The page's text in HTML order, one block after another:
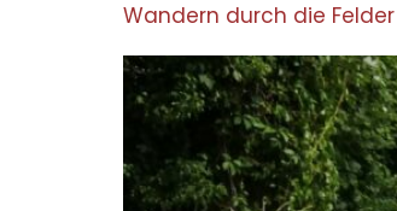
Wandern durch die Felder